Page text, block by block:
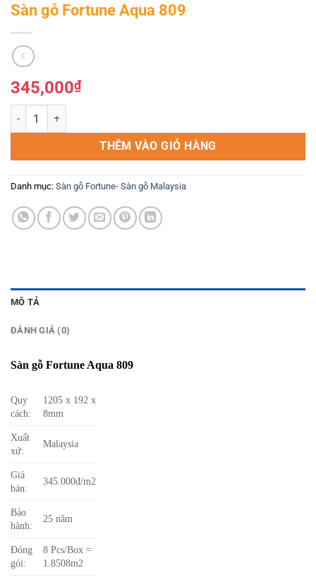
Sàn gỗ Fortune Aqua 809
345,000₫
Sàn gỗ Fortune Aqua 809 số lượng
THÊM VÀO GIỎ HÀNG
Danh mục: Sàn gỗ Fortune- Sàn gỗ Malaysia
MÔ TẢ
ĐÁNH GIÁ (0)
Sàn gỗ Fortune Aqua 809
Quy
cách:
1205 x 192 x
8mm
Xuất
xứ:
Malaysia
Giá
bán:
345.000đ/m2
Bảo
hành:
25 năm
Đóng
gói:
8 Pcs/Box =
1.8508m2